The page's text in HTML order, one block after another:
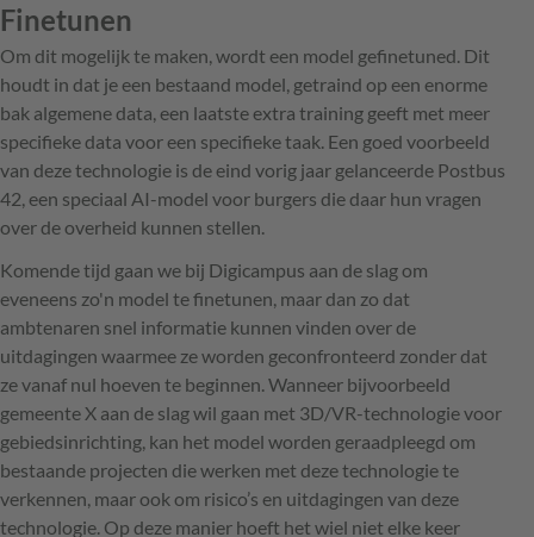
Finetunen
Om dit mogelijk te maken, wordt een model gefinetuned. Dit
houdt in dat je een bestaand model, getraind op een enorme
bak algemene data, een laatste extra training geeft met meer
specifieke data voor een specifieke taak. Een goed voorbeeld
van deze technologie is de eind vorig jaar gelanceerde Postbus
42, een speciaal AI-model voor burgers die daar hun vragen
over de overheid kunnen stellen.
Komende tijd gaan we bij Digicampus aan de slag om
eveneens zo'n model te finetunen, maar dan zo dat
ambtenaren snel informatie kunnen vinden over de
uitdagingen waarmee ze worden geconfronteerd zonder dat
ze vanaf nul hoeven te beginnen. Wanneer bijvoorbeeld
gemeente X aan de slag wil gaan met 3D/VR-technologie voor
gebiedsinrichting, kan het model worden geraadpleegd om
bestaande projecten die werken met deze technologie te
verkennen, maar ook om risico’s en uitdagingen van deze
technologie. Op deze manier hoeft het wiel niet elke keer